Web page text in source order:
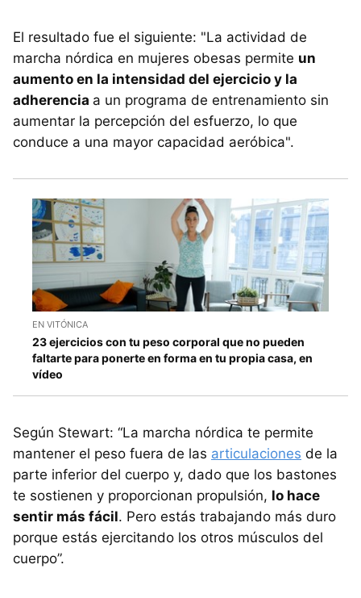
El resultado fue el siguiente: "La actividad de
marcha nórdica en mujeres obesas permite un
aumento en la intensidad del ejercicio y la
adherencia a un programa de entrenamiento sin
aumentar la percepción del esfuerzo, lo que
conduce a una mayor capacidad aeróbica".
EN VITÓNICA
23 ejercicios con tu peso corporal que no pueden
faltarte para ponerte en forma en tu propia casa, en
vídeo
Según Stewart: “La marcha nórdica te permite
mantener el peso fuera de las articulaciones de la
parte inferior del cuerpo y, dado que los bastones
te sostienen y proporcionan propulsión, lo hace
sentir más fácil. Pero estás trabajando más duro
porque estás ejercitando los otros músculos del
cuerpo”.